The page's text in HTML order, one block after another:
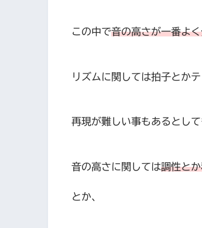
この中で音の高さが一番よ
リズムに関しては拍子とかテ
再現が難しい事もあるとし
音の高さに関しては調性と
とか、